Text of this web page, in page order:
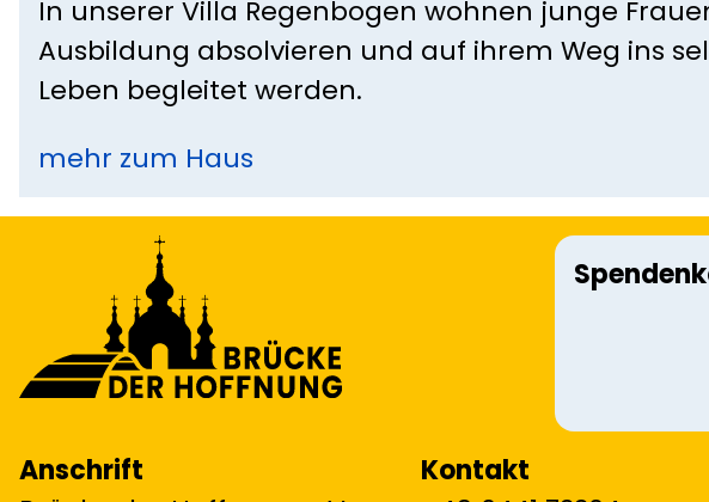
In unserer Villa Regenbogen wohnen junge
Ausbildung absolvieren und auf ihrem Weg ins
Leben begleitet werden.
mehr zum Haus
Anschrift
Kontakt